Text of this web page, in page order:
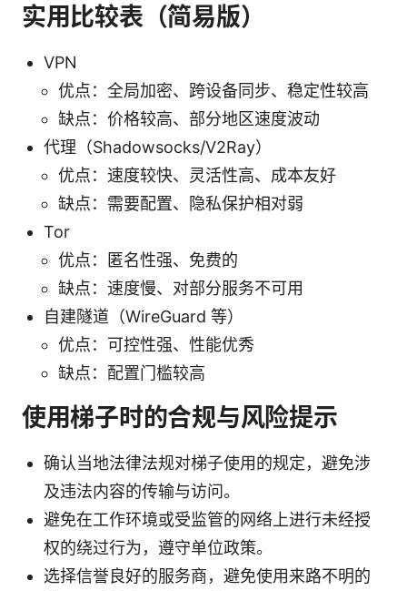
实用比较表（简易版）
VPN
优点：全局加密、跨设备同步、稳定性较高
缺点：价格较高、部分地区速度波动
代理（Shadowsocks/V2Ray）
优点：速度较快、灵活性高、成本友好
缺点：需要配置、隐私保护相对弱
Tor
优点：匿名性强、免费的
缺点：速度慢、对部分服务不可用
自建隧道（WireGuard 等）
优点：可控性强、性能优秀
缺点：配置门槛较高
使用梯子时的合规与风险提示
确认当地法律法规对梯子使用的规定，避免涉
及违法内容的传输与访问。
避免在工作环境或受监管的网络上进行未经授
权的绕过行为，遵守单位政策。
选择信誉良好的服务商，避免使用来路不明的